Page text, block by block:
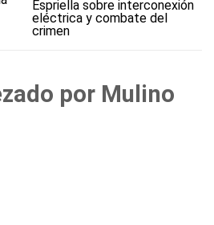
Espriella sobre interconexión
eléctrica y combate del
crimen
por Mulino